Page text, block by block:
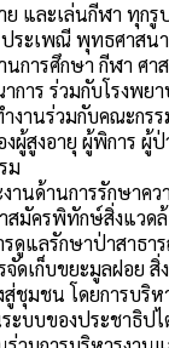
ย และเล่นกีฬา ทุก
ระเพณี พุทธศาสน
นการศึกษา กีฬา ศ
การ ร่วมกับโรงพ
งานร่วมกับคณะกร
งอายุ ผู้พิการ ผู้ป่ว
ม
านด้านการรักษาค
สมัครพิทักษ์สิ่งแวด
ดูแลรักษาป่าสาธ
ดเก็บขยะมูลฝอย
สู่ชุมชน โดยการบ
ะบบของประชาธิ